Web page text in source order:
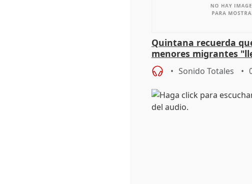
Quintana recuerda
menores migrantes
aportación del
Sonido Totales